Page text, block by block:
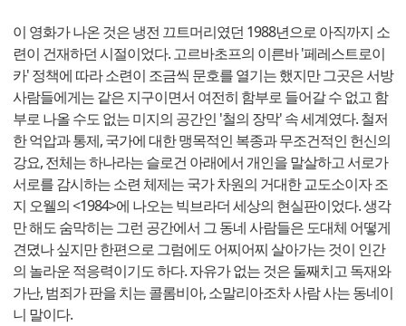
이 영화가 나온 것은 냉전 끄트머리였던 1988년으로 아직까지 소
련이 건재하던 시절이었다. 고르바초프의 이른바 '페레스트로이
카' 정책에 따라 소련이 조금씩 문호를 열기는 했지만 그곳은 서방
사람들에게는 같은 지구이면서 여전히 함부로 들어갈 수 없고 함
부로 나올 수도 없는 미지의 공간인 '철의 장막' 속 세계였다. 철저
한 억압과 통제, 국가에 대한 맹목적인 복종과 무조건적인 헌신의
강요, 전체는 하나라는 슬로건 아래에서 개인을 말살하고 서로가
서로를 감시하는 소련 체제는 국가 차원의 거대한 교도소이자 조
지 오웰의 <1984>에 나오는 빅브라더 세상의 현실판이었다. 생각
만 해도 숨막히는 그런 공간에서 그 동네 사람들은 도대체 어떻게
견뎠나 싶지만 한편으로 그럼에도 어찌어찌 살아가는 것이 인간
의 놀라운 적응력이기도 하다. 자유가 없는 것은 둘째치고 독재와
가난, 범죄가 판을 치는 콜롬비아, 소말리아조차 사람 사는 동네이
니 말이다.